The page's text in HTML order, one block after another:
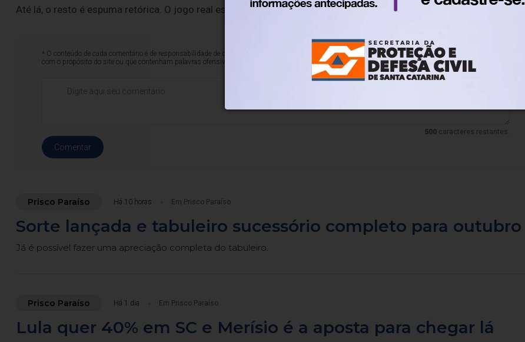
Até lá, o resto é espuma retórica. O jogo real está posto. Agora, é observar o desenrolar dos acontecimentos.
* O conteúdo de cada comentário é de responsabilidade de quem realizá-lo. Nos reservamos ao direito de reprovar ou eliminar comentários em desacordo
com o propósito do site ou que contenham palavras ofensivas.
500caracteres restantes.
Comentar
Prisco Paraíso Há 10 horas Em Prisco Paraíso
Sorte lançada e tabuleiro sucessório completo para outubro
Já é possível fazer uma apreciação completa do tabuleiro.
Prisco Paraíso Há 1 dia Em Prisco Paraíso
Lula quer 40% em SC e Merísio é a aposta para chegar lá